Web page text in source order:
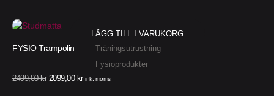
LÄGG TILL I VARUKORG
FYSIO Trampolin
Träningsutrustning
Fysioprodukter
2499,00kr 2099,00 kr ink. moms